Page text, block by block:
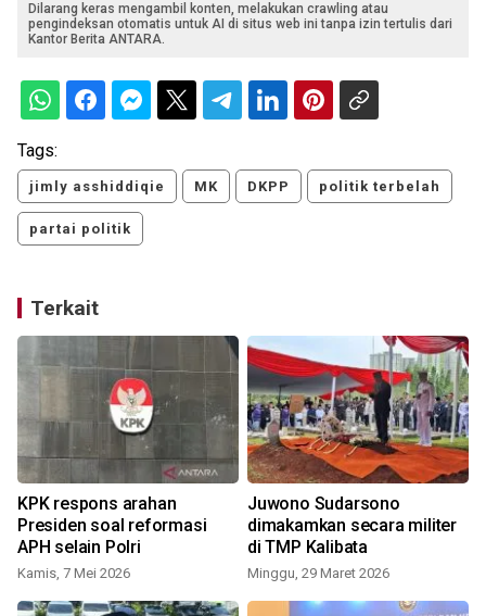
Dilarang keras mengambil konten, melakukan crawling atau
pengindeksan otomatis untuk AI di situs web ini tanpa izin tertulis dari
Kantor Berita ANTARA.
Tags:
jimly asshiddiqie MK DKPP politik terbelah
partai politik
Terkait
KPK respons arahan
Presiden soal reformasi
APH selain Polri
Kamis, 7 Mei 2026
Juwono Sudarsono
dimakamkan secara militer
di TMP Kalibata
Minggu, 29 Maret 2026